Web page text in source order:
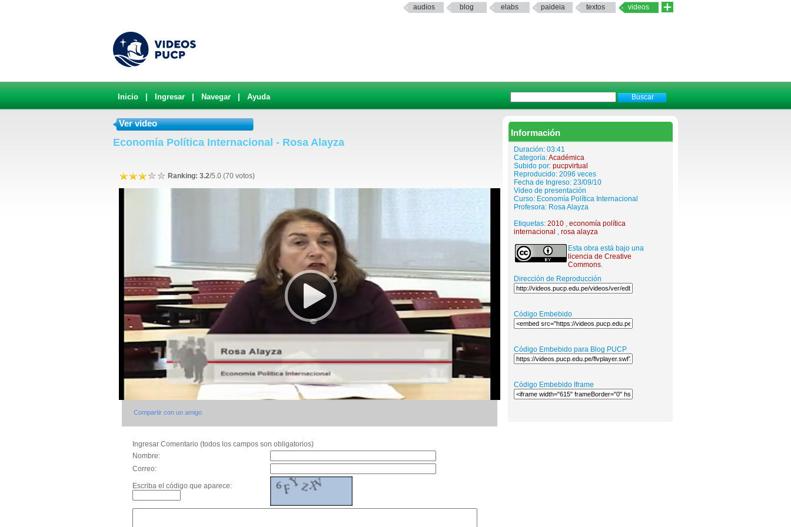
audios blog elabs paideia textos videos
Inicio Ingresar Navegar Ayuda
Información
Duración: 03:41
Categoría:Académica
Subido por: pucpvirtual
Reproducido: 2096 veces
Fecha de Ingreso: 23/09/10
Video de presentación
Curso: Economía Política Internacional
Profesora: Rosa Alayza
Etiquetas: 2010 , economía política
internacional , rosa alayza
Esta obra está bajo una
licencia de Creative
Commons.
Dirección de Reproducción
Código Embebido
Código Embebido para Blog PUCP
Código Embebido Iframe
Ver video
Economía Política Internacional - Rosa Alayza
Ranking: 3.2/5.0 (70 votos)
Compartir con un amigo
Ingresar Comentario (todos los campos son obligatorios)
Nombre:
Correo:
Escriba el código que aparece: